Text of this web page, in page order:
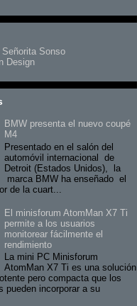
Sonso
Design
BMW presenta el nuevo coupé
M4
Presentado en el salón del
automóvil internacional de
Detroit (Estados Unidos), la
marca BMW ha enseñado el
de la cuart...
El minisforum AtomMan X7 Ti
permite a los usuarios
monitorear fácilmente el
rendimiento
La mini PC Minisforum
AtomMan X7 Ti es una solución
pero compacta que los
pueden incorporar a su